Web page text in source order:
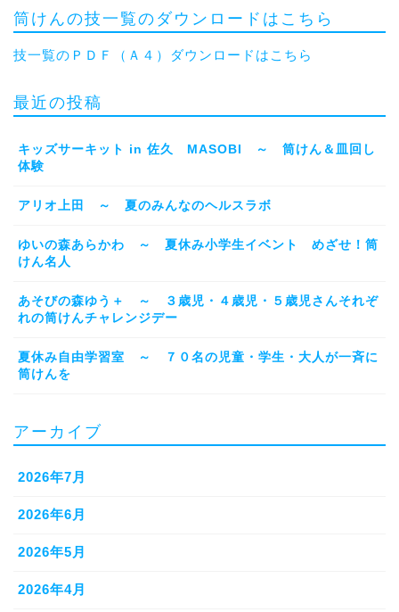
筒けんの技一覧のダウンロードはこちら
技一覧のＰＤＦ（Ａ４）ダウンロードはこちら
最近の投稿
キッズサーキット in 佐久 MASOBI ～ 筒けん＆皿回し
体験
アリオ上田 ～ 夏のみんなのヘルスラボ
ゆいの森あらかわ ～ 夏休み小学生イベント めざせ！筒
けん名人
あそびの森ゆう＋ ～ ３歳児・４歳児・５歳児さんそれぞ
れの筒けんチャレンジデー
夏休み自由学習室 ～ ７０名の児童・学生・大人が一斉に
筒けんを
アーカイブ
2026年7月
2026年6月
2026年5月
2026年4月